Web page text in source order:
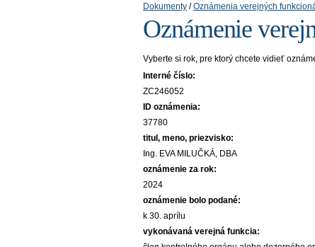
Dokumenty Oznámenia verejných
Oznámenie
Vyberte si rok, pre ktorý chcete vidieť
Interné číslo:
ZC246052
ID oznámenia:
37780
titul, meno, priezvisko:
Ing. EVA MILUČKÁ, DBA
oznámenie za rok:
2024
oznámenie bolo podané:
k 30. aprílu
vykonávaná verejná funkcia: